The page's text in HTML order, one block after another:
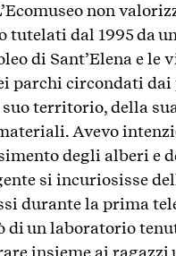
non
tutelati dal 1995 da
di Sant’Elena e
parchi circondati dai
territorio, della
Avevo
degli alberi e
si incuriosisse
durante la prima
di un laboratorio
insieme ai